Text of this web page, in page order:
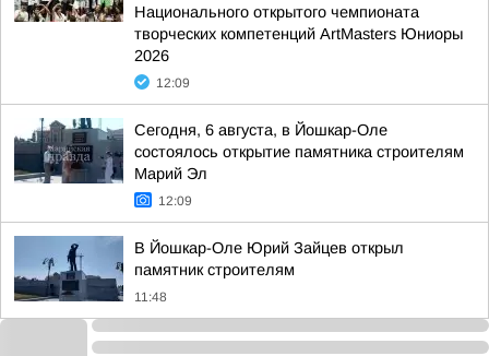
Национального открытого чемпионата
творческих компетенций ArtMasters Юниоры
2026
12:09
Сегодня, 6 августа, в Йошкар-Оле
состоялось открытие памятника строителям
Марий Эл
12:09
В Йошкар-Оле Юрий Зайцев открыл
памятник строителям
11:48